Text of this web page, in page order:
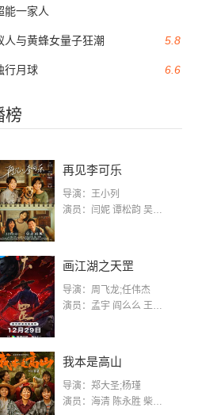
能一家人
5.8
人与黄蜂女量子狂潮
6.6
行月球
榜
再见李可乐
导演：王小列
演员：闫妮 谭松韵 吴京 蒋龙 赵小棠 冯雷 李虎城 平安 小七 小可乐
画江湖之天罡
导演：周飞龙;任伟杰
演员：孟宇 阎么么 王凯 郭政建 阎萌萌 杨默 高枫 齐斯伽 刘芊含 马程
我本是高山
导演：郑大圣;杨瑾
演员：海清 陈永胜 柴烨 王玥婷 万国鹏 美朵达瓦 赵瑞婷 罗解艳 郭莉娜 潘家艳